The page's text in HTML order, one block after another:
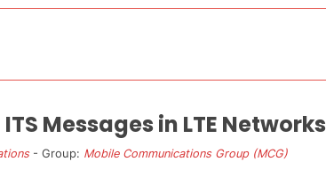
Messages in LTE Networks
- Group: Mobile Communications Group (MCG)